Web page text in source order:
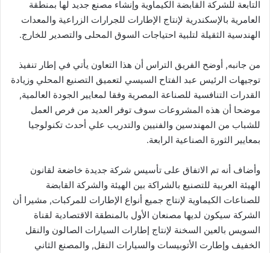
التابعة للشركة القابضة الكيماوية وإنشاء مصنع جديد لها بمنطقة
العامرية بالإسكندرية لإنتاج الإطارات للجرارات الزراعية والمعدات
الهندسية الثقيلة لتلبية احتياجات السوق المحلى والتصدير للخارج.
من جانبه, أوضح الفريق التراس أن هذا التعاون يأتي في إطار تنفيذ
توجيهات الرئيس عبد الفتاح السيسي لتعميق التصنيع المحلي وزيادة
القدرات التنافسية للصناعة المصرية وفقا لمعايير الجودة العالمية,
موضحا أن هذه المشروعات سوف توفر العديد من فرص العمل
للشباب من المهندسين والفنيين والتدريب علي أحدث تكنولوجيا
بمعايير الثورة الصناعية الرابعة.
وأضاف أنه تم الاتفاق على تأسيس شركة جديدة خاضعة لقانون
الهيئة العربية للتصنيع بالشراكة بين الهيئة والشركة القابضة
للصناعات الكيماوية لإنتاج جميع أنواع الإطارات للمركبات, مشيرا أن
الشركة سيكون لديها مصنعان الأول بالمنطقة الاقتصادية لقناة
السويس بالعين السخنة لإنتاج إطارات السيارات الصالون والنقل
الخفيف وإطارت الأتوبيسات والسيارات النقل, والمصنع الثاني